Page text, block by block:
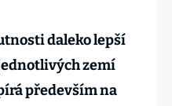
daleko lepší
zemí
především na